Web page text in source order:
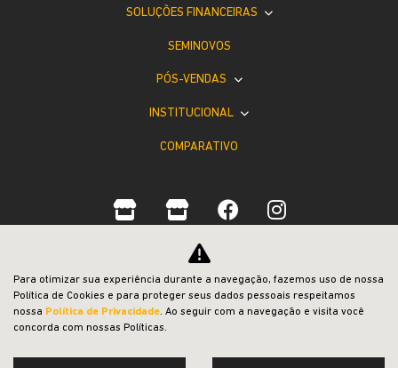
SOLUÇÕES FINANCEIRAS
SEMINOVOS
PÓS-VENDAS
INSTITUCIONAL
COMPARATIVO
Desacelere. Seu bem maior é a vida.
Para otimizar sua experiência durante a navegação, fazemos uso de nossa
Política de Cookies e para proteger seus dados pessoais respeitamos
nossa Política de Privacidade. Ao seguir com a navegação e visita você
concorda com nossas Políticas.